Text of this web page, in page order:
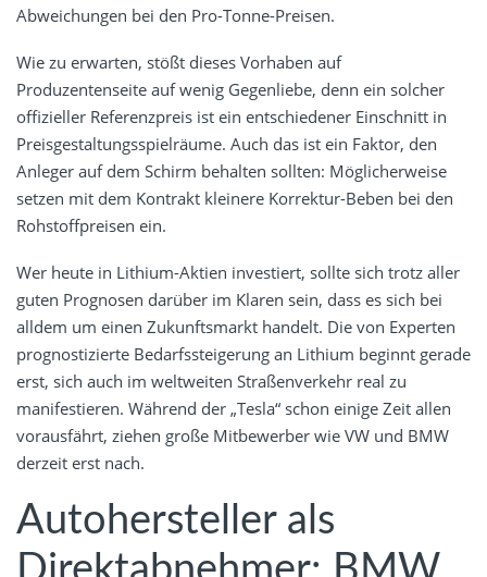
Abweichungen bei den Pro-Tonne-Preisen.
Wie zu erwarten, stößt dieses Vorhaben auf
Produzentenseite auf wenig Gegenliebe, denn ein solcher
offizieller Referenzpreis ist ein entschiedener Einschnitt in
Preisgestaltungsspielräume. Auch das ist ein Faktor, den
Anleger auf dem Schirm behalten sollten: Möglicherweise
setzen mit dem Kontrakt kleinere Korrektur-Beben bei den
Rohstoffpreisen ein.
Wer heute in Lithium-Aktien investiert, sollte sich trotz aller
guten Prognosen darüber im Klaren sein, dass es sich bei
alldem um einen Zukunftsmarkt handelt. Die von Experten
prognostizierte Bedarfssteigerung an Lithium beginnt gerade
erst, sich auch im weltweiten Straßenverkehr real zu
manifestieren. Während der „Tesla“ schon einige Zeit allen
vorausfährt, ziehen große Mitbewerber wie VW und BMW
derzeit erst nach.
Autohersteller als